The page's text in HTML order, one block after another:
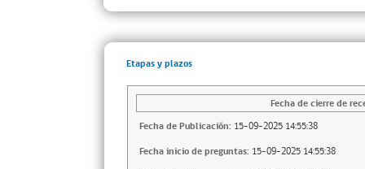
Etapas y plazos
Fecha de cierre de
Fecha de Publicación: 15-09-2025 14:55:38
Fecha inicio de preguntas: 15-09-2025 14:55:38